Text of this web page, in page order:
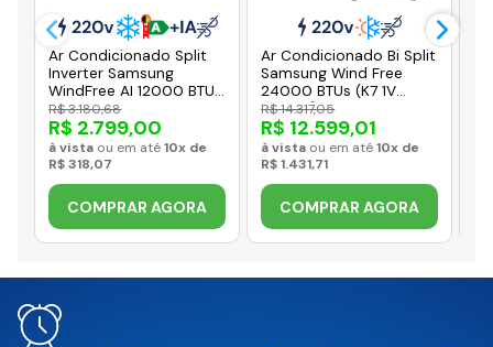
Ar Condicionado Split
Inverter Samsung
WindFree AI 12000 BTUs
Frio 220V
AR12DYFAAWKXAZ
R$ 3.180,68
R$ 2.799,00
à vista ou em até10x de
R$ 318,07
COMPRAR AGORA
Ar Condicionado Bi Split
Samsung Wind Free
24000 BTUs (K7 1V
12K+18K) Quente e Frio
Inverter 220V R410A
(AJ068AXJ3KH-AZ)
R$ 14.317,05
R$ 12.599,01
à vista ou em até10x de
R$ 1.431,71
COMPRAR AGORA